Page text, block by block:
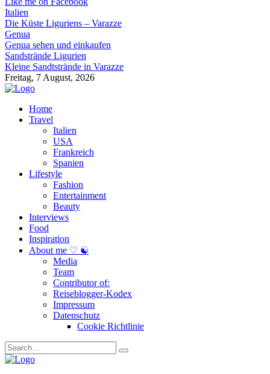
Italien
Die Küste Liguriens – Varazze
Genua
Genua sehen und einkaufen
Sandstrände Ligurien
Kleine Sandtstrände in Varazze
Freitag, 7 August, 2026
Home
Travel
Italien
USA
Frankreich
Spanien
Lifestyle
Fashion
Entertainment
Beauty
Interviews
Food
Inspiration
About me ♡ ☯
Media
Team
Contributor of:
Reiseblogger-Kodex
Impressum
Datenschutz
Cookie Richtlinie